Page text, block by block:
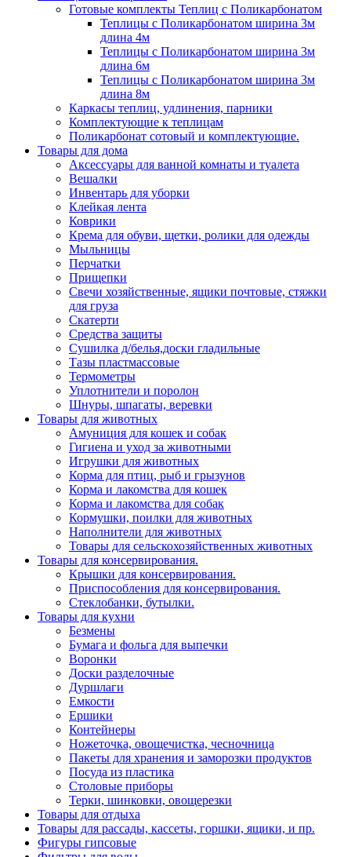
Готовые комплекты Теплиц с Поликарбонатом
Теплицы с Поликарбонатом ширина 3м
длина 4м
Теплицы с Поликарбонатом ширина 3м
длина 6м
Теплицы с Поликарбонатом ширина 3м
длина 8м
Каркасы теплиц, удлинения, парники
Комплектующие к теплицам
Поликарбонат сотовый и комплектующие.
Товары для дома
Аксессуары для ванной комнаты и туалета
Вешалки
Инвентарь для уборки
Клейкая лента
Коврики
Крема для обуви, щетки, ролики для одежды
Мыльницы
Перчатки
Прищепки
Свечи хозяйственные, ящики почтовые, стяжки
для груза
Скатерти
Средства защиты
Сушилка д/белья,доски гладильные
Тазы пластмассовые
Термометры
Уплотнители и поролон
Шнуры, шпагаты, веревки
Товары для животных
Амуниция для кошек и собак
Гигиена и уход за животными
Игрушки для животных
Корма для птиц, рыб и грызунов
Корма и лакомства для кошек
Корма и лакомства для собак
Кормушки, поилки для животных
Наполнители для животных
Товары для сельскохозяйственных животных
Товары для консервирования.
Крышки для консервирования.
Приспособления для консервирования.
Стеклобанки, бутылки.
Товары для кухни
Безмены
Бумага и фольга для выпечки
Воронки
Доски разделочные
Дуршлаги
Емкости
Ершики
Контейнеры
Ножеточка, овощечистка, чесночница
Пакеты для хранения и заморозки продуктов
Посуда из пластика
Столовые приборы
Терки, шинковки, овощерезки
Товары для отдыха
Товары для рассады, кассеты, горшки, ящики, и пр.
Фигуры гипсовые